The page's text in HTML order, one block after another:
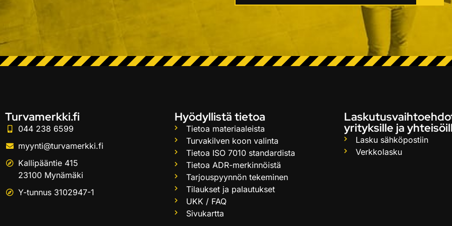
Turvamerkki.fi
044 238 6599
myynti@turvamerkki.fi
Kallipääntie 415
23100 Mynämäki
Y-tunnus 3102947-1
Hyödyllistä tietoa
Tietoa materiaaleista
Turvakilven koon valinta
Tietoa ISO 7010 standardista
Tietoa ADR-merkinnöistä
Tarjouspyynnön tekeminen
Tilaukset ja palautukset
UKK / FAQ
Sivukartta
yrityksille ja
Lasku sähköpostiin
Verkkolasku